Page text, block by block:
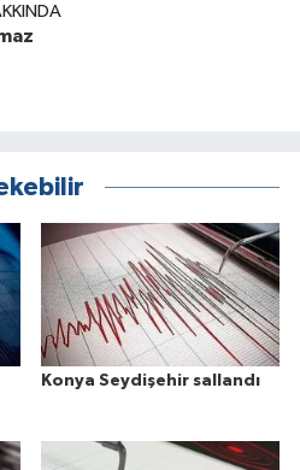
Konya Seydişehir sallandı